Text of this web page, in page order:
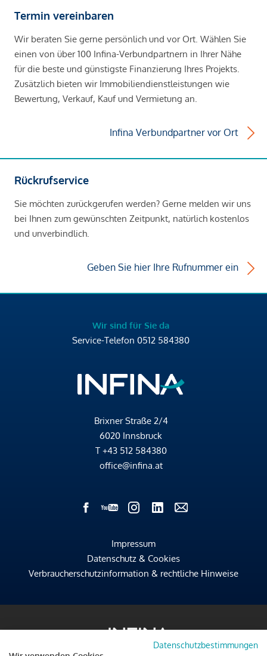
Termin vereinbaren
Wir beraten Sie gerne persönlich und vor Ort. Wählen Sie
einen von über 100 Infina-Verbundpartnern in Ihrer Nähe
für die beste und günstigste Finanzierung Ihres Projekts.
Zusätzlich bieten wir Immobiliendienstleistungen wie
Bewertung, Verkauf, Kauf und Vermietung an.
Infina Verbundpartner vor Ort
Rückrufservice
Sie möchten zurückgerufen werden? Gerne melden wir uns
bei Ihnen zum gewünschten Zeitpunkt, natürlich kostenlos
und unverbindlich.
Geben Sie hier Ihre Rufnummer ein
Wir sind für Sie da
Service-Telefon 0512 584380
Brixner Straße 2/4
6020 Innsbruck
T +43 512 584380
office@infina.at
Impressum
Datenschutz & Cookies
Verbraucherschutzinformation & rechtliche Hinweise
Datenschutzbestimmungen